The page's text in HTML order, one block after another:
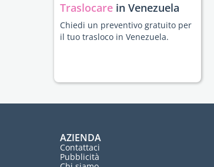
Traslocare in Venezuela
Chiedi un preventivo gratuito per
il tuo trasloco in Venezuela.
AZIENDA
Contattaci
Pubblicità